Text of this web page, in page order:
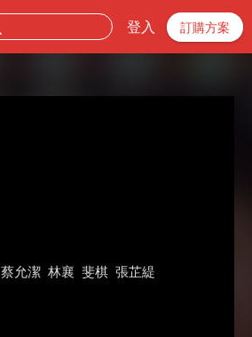
登入 訂購方案
蔡允潔 林襄 斐棋 張芷緹